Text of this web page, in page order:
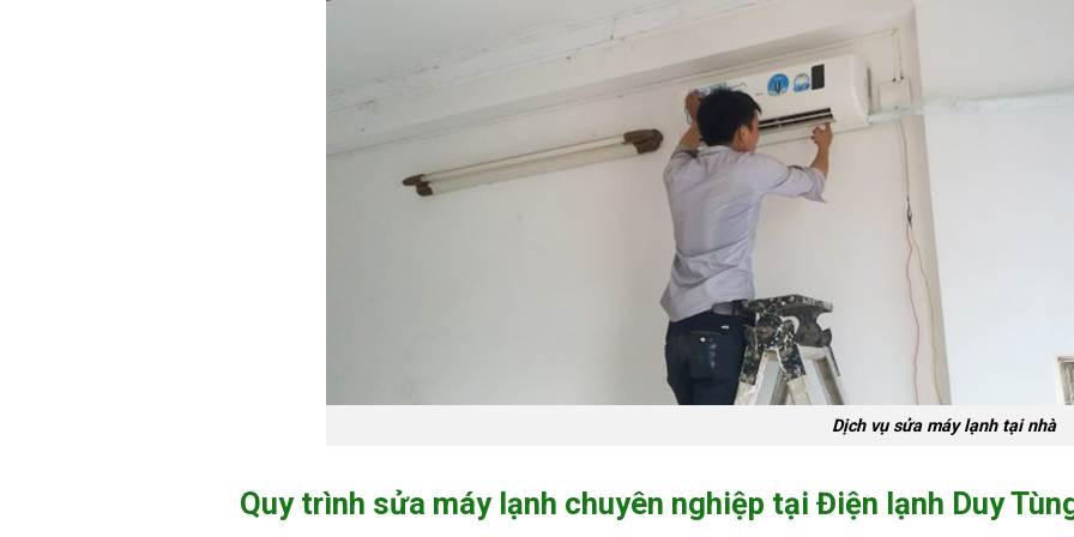
Dịch vụ sửa máy lạnh tại nhà
Quy trình sửa máy lạnh chuyên nghiệp tại Điện lạnh Duy